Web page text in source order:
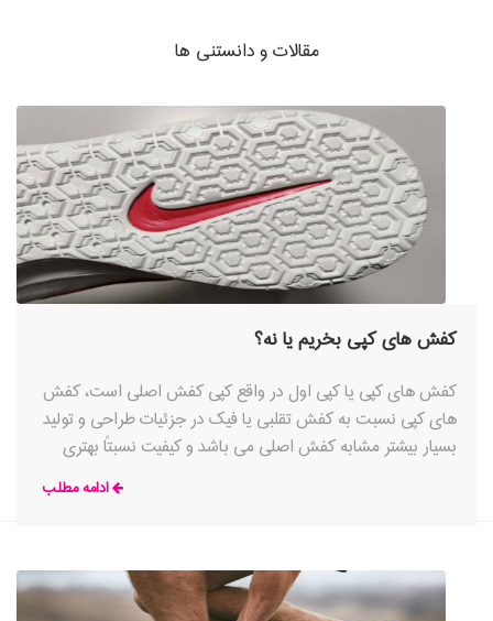
مقالات و دانستنی ها
کفش های کپی بخریم یا نه؟
کفش های کپی یا کپی اول در واقع کپی کفش اصلی است، کفش
های کپی نسبت به کفش تقلبی یا فیک در جزئیات طراحی و تولید
بسیار بیشتر مشابه کفش اصلی می باشد و کیفیت نسبتاً بهتری
ادامه مطلب